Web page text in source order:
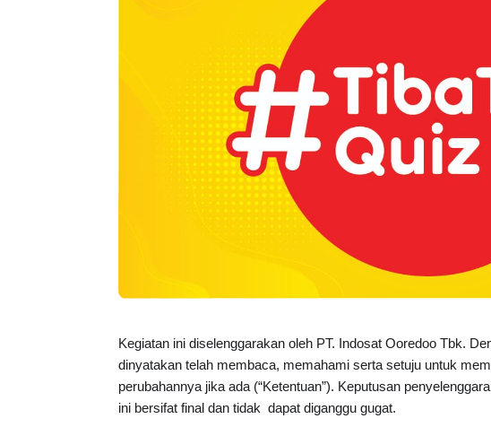
Kegiatan ini diselenggarakan oleh PT. Indosat Ooredoo Tbk.
dinyatakan telah membaca, memahami serta setuju untuk
perubahannya jika ada (“Ketentuan”). Keputusan
ini bersifat final dan tidak  dapat diganggu gugat.